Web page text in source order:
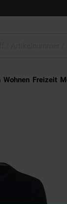
Wohnen Freizeit